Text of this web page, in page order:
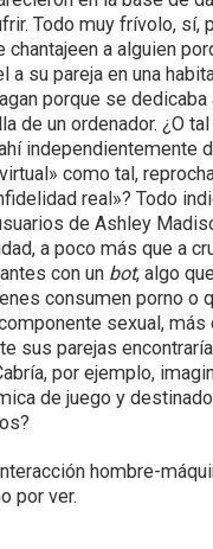
Todo muy frívolo, sí,
a alguien
a su pareja en una
porque se dedicaba
de un ordenador. ¿O
independientemente
como tal,
real»? Todo
de Ashley
a poco más que a
con un bot, algo
consumen porno o
sexual,
sus parejas
por ejemplo,
de juego y
hombre-
por ver.